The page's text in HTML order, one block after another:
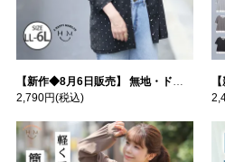
【新作◆8月6日販売】 無地・ドット柄から選べる 忍ばせ 活躍 シアー カーデ | 大きいサイズの通販ならハッピーマリリン
2,790円(税込)
【新